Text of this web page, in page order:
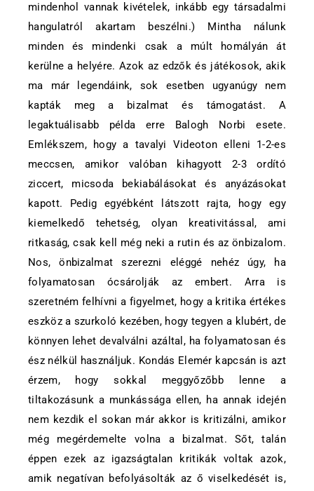
mindenhol vannak kivételek, inkább egy társadalmi
hangulatról akartam beszélni.) Mintha nálunk
minden és mindenki csak a múlt homályán át
kerülne a helyére. Azok az edzők és játékosok, akik
ma már legendáink, sok esetben ugyanúgy nem
kapták meg a bizalmat és támogatást. A
legaktuálisabb példa erre Balogh Norbi esete.
Emlékszem, hogy a tavalyi Videoton elleni 1-2-es
meccsen, amikor valóban kihagyott 2-3 ordító
ziccert, micsoda bekiabálásokat és anyázásokat
kapott. Pedig egyébként látszott rajta, hogy egy
kiemelkedő tehetség, olyan kreativitással, ami
ritkaság, csak kell még neki a rutin és az önbizalom.
Nos, önbizalmat szerezni eléggé nehéz úgy, ha
folyamatosan ócsárolják az embert. Arra is
szeretném felhívni a figyelmet, hogy a kritika értékes
eszköz a szurkoló kezében, hogy tegyen a klubért, de
könnyen lehet devalválni azáltal, ha folyamatosan és
ész nélkül használjuk. Kondás Elemér kapcsán is azt
érzem, hogy sokkal meggyőzőbb lenne a
tiltakozásunk a munkássága ellen, ha annak idején
nem kezdik el sokan már akkor is kritizálni, amikor
még megérdemelte volna a bizalmat. Sőt, talán
éppen ezek az igazságtalan kritikák voltak azok,
amik negatívan befolyásolták az ő viselkedését is,